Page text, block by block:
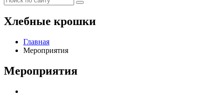
Хлебные крошки
Главная
Мероприятия
Мероприятия